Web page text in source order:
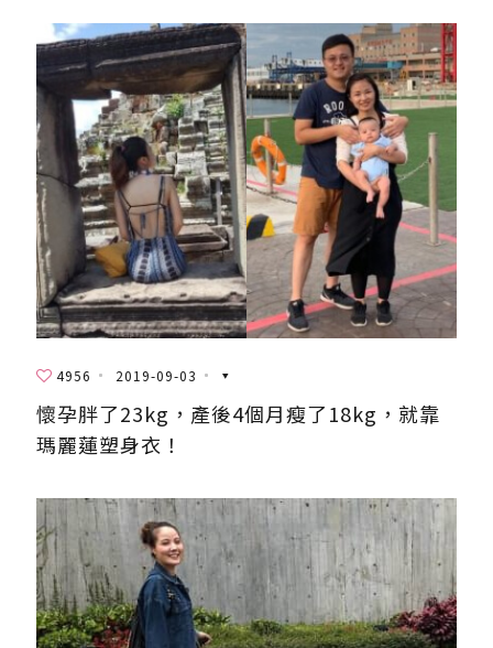
4956 2019-09-03
懷孕胖了23kg，產後4個月瘦了18kg，就靠
瑪麗蓮塑身衣！